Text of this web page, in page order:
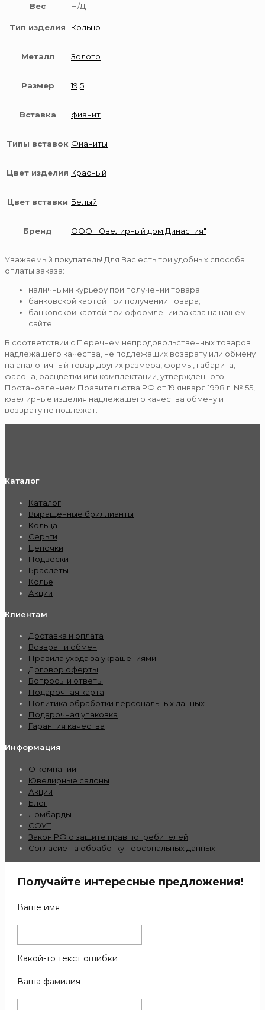
Вес Н/Д
Тип изделия Кольцо
Металл Золото
Размер 19,5
Вставка фианит
Типы вставок Фианиты
Цвет изделия Красный
Цвет вставки Белый
Бренд ООО "Ювелирный дом Династия"
Уважаемый покупатель! Для Вас есть три удобных способа
оплаты заказа:
наличными курьеру при получении товара;
банковской картой при получении товара;
банковской картой при оформлении заказа на нашем
сайте.
В соответствии с Перечнем непродовольственных товаров
надлежащего качества, не подлежащих возврату или обмену
на аналогичный товар других размера, формы, габарита,
фасона, расцветки или комплектации, утвержденного
Постановлением Правительства РФ от 19 января 1998 г. № 55,
ювелирные изделия надлежащего качества обмену и
возврату не подлежат.
Каталог
Каталог
Выращенные бриллианты
Кольца
Серьги
Цепочки
Подвески
Браслеты
Колье
Акции
Клиентам
Доставка и оплата
Возврат и обмен
Правила ухода за украшениями
Договор оферты
Вопросы и ответы
Подарочная карта
Политика обработки персональных данных
Подарочная упаковка
Гарантия качества
Информация
О компании
Ювелирные салоны
Акции
Блог
Ломбарды
СОУТ
Закон РФ о защите прав потребителей
Согласие на обработку персональных данных
Получайте интересные предложения!
Ваше имя
Какой-то текст ошибки
Ваша фамилия